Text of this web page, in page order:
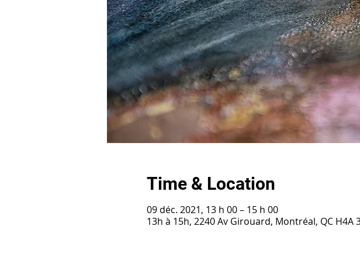
Time & Location
09 déc. 2021, 13 h 00 – 15 h 00
13h à 15h, 2240 Av Girouard, Montréal, QC H4A